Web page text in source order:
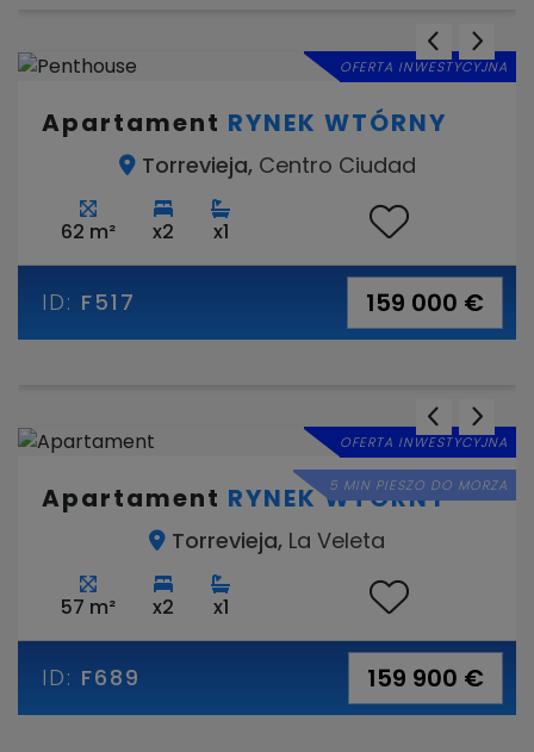
OFERTA INWESTYCYJNA
Apartament RYNEK WTÓRNY
Torrevieja, Centro Ciudad
62 m² x2 x1
ID: F517 159 000 €
OFERTA INWESTYCYJNA
5 MIN PIESZO DO MORZA
Apartament RYNEK WTÓRNY
Torrevieja, La Veleta
57 m² x2 x1
ID: F689 159 900 €